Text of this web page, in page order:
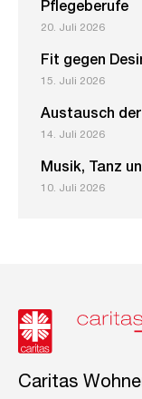
Pflegeberufe
20. Juli 2026
Fit gegen
15. Juli 2026
Austausch
14. Juli 2026
Musik, Tanz
10. Juli 2026
Caritas